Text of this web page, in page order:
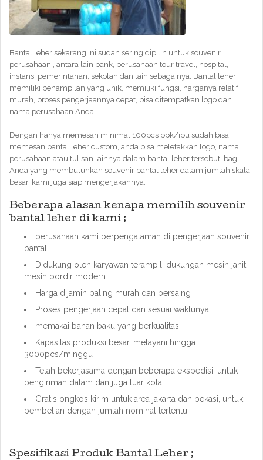
Bantal leher sekarang ini sudah sering dipilih untuk souvenir
perusahaan , antara lain bank, perusahaan tour travel, hospital,
instansi pemerintahan, sekolah dan lain sebagainya. Bantal leher
memiliki penampilan yang unik, memiliki fungsi, harganya relatif
murah, proses pengerjaannya cepat, bisa ditempatkan logo dan
nama perusahaan Anda.
Dengan hanya memesan minimal 100pcs bpk/ibu sudah bisa
memesan bantal leher custom, anda bisa meletakkan logo, nama
perusahaan atau tulisan lainnya dalam bantal leher tersebut. bagi
Anda yang membutuhkan souvenir bantal leher dalam jumlah skala
besar, kami juga siap mengerjakannya.
Beberapa alasan kenapa memilih souvenir
bantal leher di kami ;
perusahaan kami berpengalaman di pengerjaan souvenir
bantal
Didukung oleh karyawan terampil, dukungan mesin jahit,
mesin bordir modern
Harga dijamin paling murah dan bersaing
Proses pengerjaan cepat dan sesuai waktunya
memakai bahan baku yang berkualitas
Kapasitas produksi besar, melayani hingga
3000pcs/minggu
Telah bekerjasama dengan beberapa ekspedisi, untuk
pengiriman dalam dan juga luar kota
Gratis ongkos kirim untuk area jakarta dan bekasi, untuk
pembelian dengan jumlah nominal tertentu.
Spesifikasi Produk Bantal Leher ;